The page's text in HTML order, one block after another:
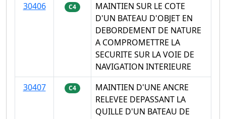
30406
C4
MAINTIEN SUR LE COTE
D'UN BATEAU D'OBJET EN
DEBORDEMENT DE NATURE
A COMPROMETTRE LA
SECURITE SUR LA VOIE DE
NAVIGATION INTERIEURE
30407
C4
MAINTIEN D'UNE ANCRE
RELEVEE DEPASSANT LA
QUILLE D'UN BATEAU DE